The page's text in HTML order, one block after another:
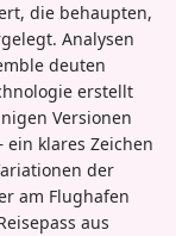
die behaupten,
Analysen
deuten
erstellt
Versionen
klares Zeichen
der
am Flughafen
aus